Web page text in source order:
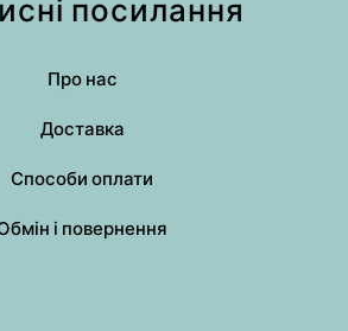
посилання
Про нас
Доставка
Способи оплати
і повернення